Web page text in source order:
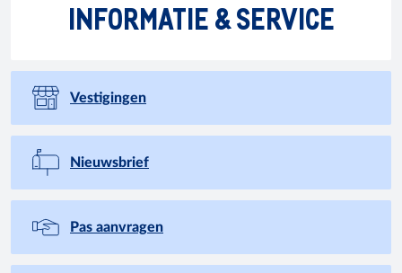
INFORMATIE & SERVICE
Vestigingen
Nieuwsbrief
Pas aanvragen